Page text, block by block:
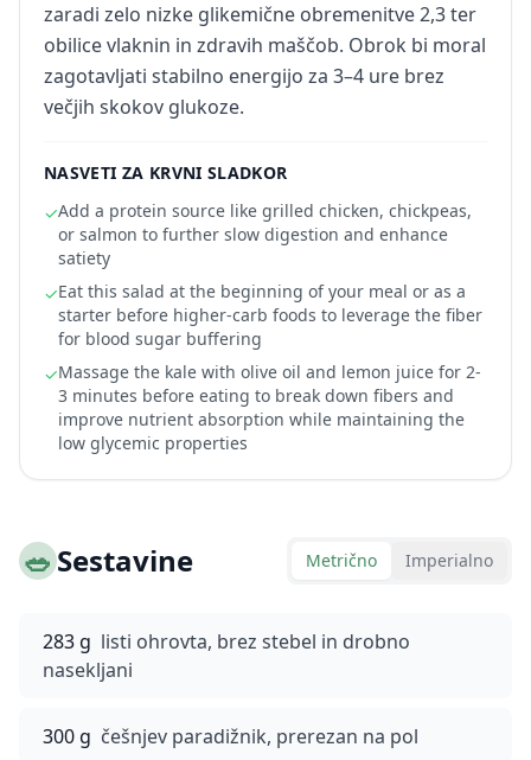
zaradi zelo nizke glikemične obremenitve 2,3 ter
obilice vlaknin in zdravih maščob. Obrok bi moral
zagotavljati stabilno energijo za 3–4 ure brez
večjih skokov glukoze.
NASVETI ZA KRVNI SLADKOR
✓Add a protein source like grilled chicken, chickpeas,
or salmon to further slow digestion and enhance
satiety
✓Eat this salad at the beginning of your meal or as a
starter before higher-carb foods to leverage the fiber
for blood sugar buffering
✓Massage the kale with olive oil and lemon juice for 2-
3 minutes before eating to break down fibers and
improve nutrient absorption while maintaining the
low glycemic properties
🥗Sestavine Metrično Imperialno
283 g listi ohrovta, brez stebel in drobno
nasekljani
300 g češnjev paradižnik, prerezan na pol